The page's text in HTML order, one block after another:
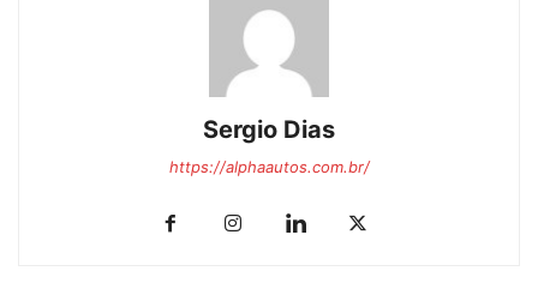
Sergio Dias
https://alphaautos.com.br/